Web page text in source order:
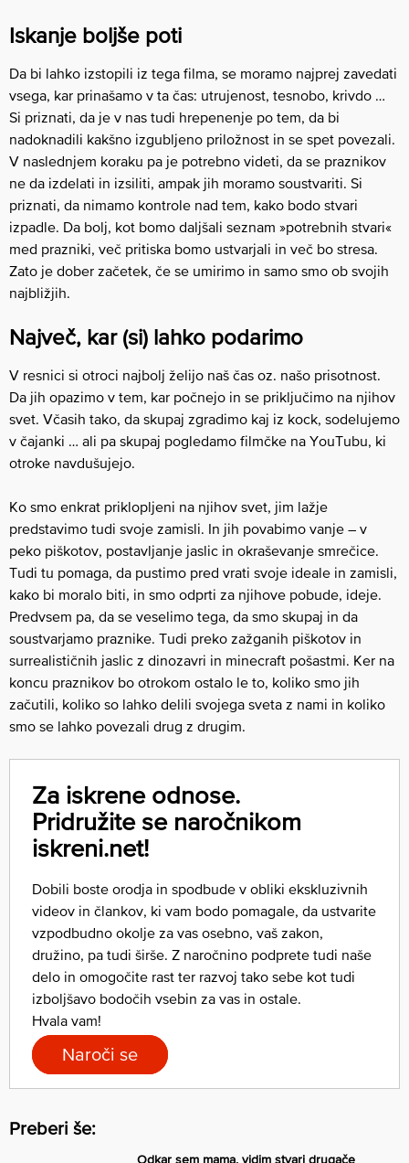
Iskanje boljše poti
Da bi lahko izstopili iz tega filma, se moramo najprej zavedati
vsega, kar prinašamo v ta čas: utrujenost, tesnobo, krivdo …
Si priznati, da je v nas tudi hrepenenje po tem, da bi
nadoknadili kakšno izgubljeno priložnost in se spet povezali.
V naslednjem koraku pa je potrebno videti, da se praznikov
ne da izdelati in izsiliti, ampak jih moramo soustvariti. Si
priznati, da nimamo kontrole nad tem, kako bodo stvari
izpadle. Da bolj, kot bomo daljšali seznam »potrebnih stvari«
med prazniki, več pritiska bomo ustvarjali in več bo stresa.
Zato je dober začetek, če se umirimo in samo smo ob svojih
najbližjih.
Največ, kar (si) lahko podarimo
V resnici si otroci najbolj želijo naš čas oz. našo prisotnost.
Da jih opazimo v tem, kar počnejo in se priključimo na njihov
svet. Včasih tako, da skupaj zgradimo kaj iz kock, sodelujemo
v čajanki … ali pa skupaj pogledamo filmčke na YouTubu, ki
otroke navdušujejo.
Ko smo enkrat priklopljeni na njihov svet, jim lažje
predstavimo tudi svoje zamisli. In jih povabimo vanje – v
peko piškotov, postavljanje jaslic in okraševanje smrečice.
Tudi tu pomaga, da pustimo pred vrati svoje ideale in zamisli,
kako bi moralo biti, in smo odprti za njihove pobude, ideje.
Predvsem pa, da se veselimo tega, da smo skupaj in da
soustvarjamo praznike. Tudi preko zažganih piškotov in
surrealističnih jaslic z dinozavri in minecraft pošastmi. Ker na
koncu praznikov bo otrokom ostalo le to, koliko smo jih
začutili, koliko so lahko delili svojega sveta z nami in koliko
smo se lahko povezali drug z drugim.
Za iskrene odnose.
Pridružite se naročnikom
iskreni.net!
Dobili boste orodja in spodbude v obliki ekskluzivnih
videov in člankov, ki vam bodo pomagale, da ustvarite
vzpodbudno okolje za vas osebno, vaš zakon,
družino, pa tudi širše. Z naročnino podprete tudi naše
delo in omogočite rast ter razvoj tako sebe kot tudi
izboljšavo bodočih vsebin za vas in ostale.
Hvala vam!
Naroči se
Preberi še:
Odkar sem mama, vidim stvari drugače